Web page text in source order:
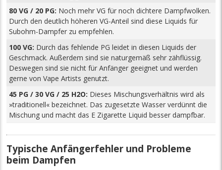
80 VG / 20 PG: Noch mehr VG für noch dichtere Dampfwolken.
Durch den deutlich höheren VG-Anteil sind diese Liquids für
Subohm-Dampfer zu empfehlen.
100 VG: Durch das fehlende PG leidet in diesen Liquids der
Geschmack. Außerdem sind sie naturgemäß sehr zähflüssig.
Deswegen sind sie nicht für Anfänger geeignet und werden
gerne von Vape Artists genutzt.
45 PG / 30 VG / 25 H2O: Dieses Mischungsverhältnis wird als
»traditionell« bezeichnet. Das zugesetzte Wasser verdünnt die
Mischung und macht das E Zigarette Liquid besser dampfbar.
Typische Anfängerfehler und Probleme
beim Dampfen